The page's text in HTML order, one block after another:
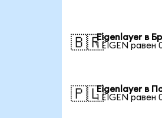
🇧🇷Eigenlayer в
1 EIGEN равен
🇵🇱Eigenlayer в
1 EIGEN равен